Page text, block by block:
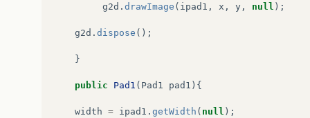
g2d . drawImage ( ipad1 , x , y , null );
g2d . dispose ();
}
public Pad1 ( Pad1 pad1 ){
width = ipad1 . getWidth ( null );